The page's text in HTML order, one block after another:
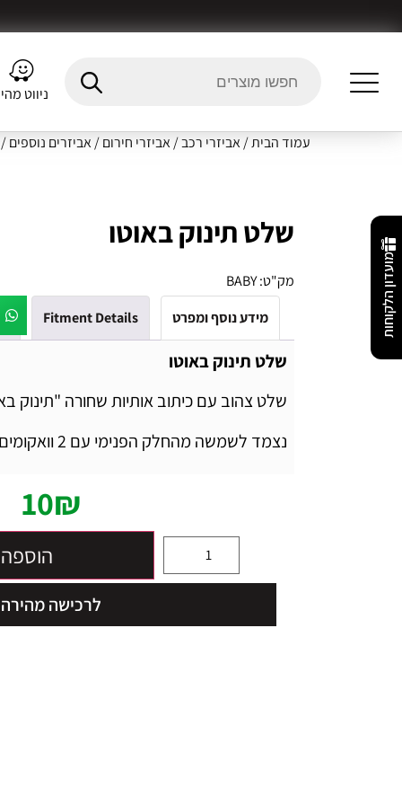
ניווט
מועדון הלקוחות
עמוד הבית/אביזרי רכב/אביזרי חירום/אביזרים נוספים/
שלט תינוק באוטו
מק"ט:BABY
מידע נוסף ומפרט Fitment Details
שלט תינוק באוטו
שלט צהוב עם כיתוב אותיות שחורה "תינוק
נצמד לשמשה מהחלק הפנימי עם 2 וואקומים
10₪
לרכישה מהירה